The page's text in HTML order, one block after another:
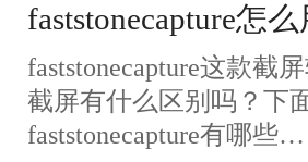
faststonecapture怎
faststonecapture这款截
截屏有什么区别吗？下
faststonecapture有哪些…